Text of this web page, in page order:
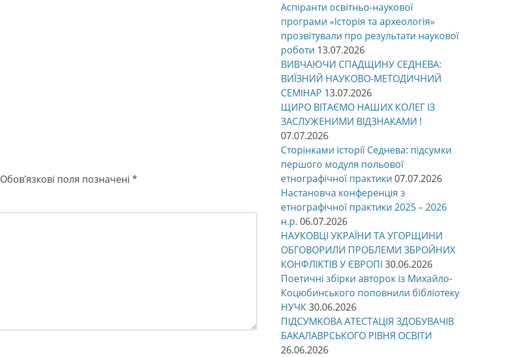
Обов’язкові поля позначені *
Аспіранти освітньо-наукової
програми «Історія та археологія»
прозвітували про результати наукової
роботи 13.07.2026
ВИВЧАЮЧИ СПАДЩИНУ СЕДНЕВА:
ВИЇЗНИЙ НАУКОВО-МЕТОДИЧНИЙ
СЕМІНАР 13.07.2026
ЩИРО ВІТАЄМО НАШИХ КОЛЕГ ІЗ
ЗАСЛУЖЕНИМИ ВІДЗНАКАМИ !
07.07.2026
Сторінками історії Седнева: підсумки
першого модуля польової
етнографічної практики 07.07.2026
Настановча конференція з
етнографічної практики 2025 – 2026
н.р. 06.07.2026
НАУКОВЦІ УКРАЇНИ ТА УГОРЩИНИ
ОБГОВОРИЛИ ПРОБЛЕМИ ЗБРОЙНИХ
КОНФЛІКТІВ У ЄВРОПІ 30.06.2026
Поетичні збірки авторок із Михайло-
Коцюбинського поповнили бібліотеку
НУЧК30.06.2026
ПІДСУМКОВА АТЕСТАЦІЯ ЗДОБУВАЧІВ
БАКАЛАВРСЬКОГО РІВНЯ ОСВІТИ
26.06.2026